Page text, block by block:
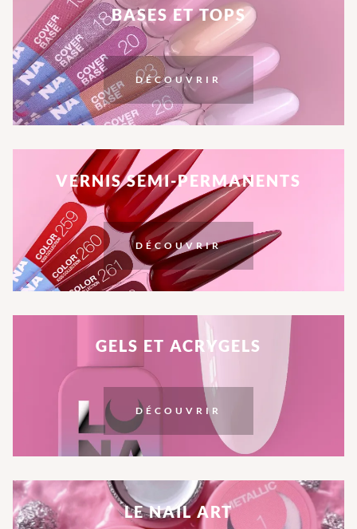
BASES ET TOPS
DÉCOUVRIR
VERNIS SEMI-PERMANENTS
DÉCOUVRIR
GELS ET ACRYGELS
DÉCOUVRIR
LE NAIL ART